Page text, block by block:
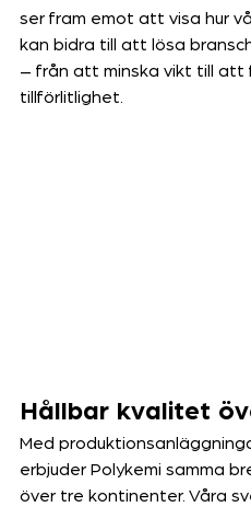
ser fram emot att visa hur
kan bidra till att lösa
– från att minska vikt till
tillförlitlighet.
Hållbar kvalitet
Med
erbjuder Polykemi samma
över tre kontinenter. Våra